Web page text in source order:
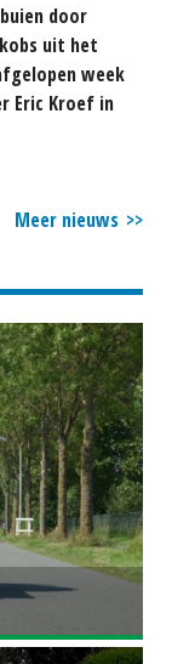
door
uit het
week
Eric Kroef in
Meer nieuws